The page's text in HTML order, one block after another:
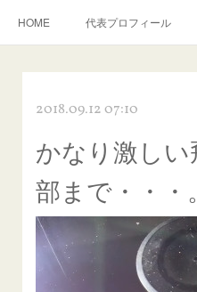
HOME 代表プロフィール
飛び石施工料金について
当店へのアクセス 建築ガラ
【プロ使用】フッ素系ガラストリー
当店の良
欧州車モールの白サビやシミを落とす
instagram
飛び石ひび割れでヒビ先が伸びた場
2018.09.12 07:10
かなり激しい
部まで・・・。